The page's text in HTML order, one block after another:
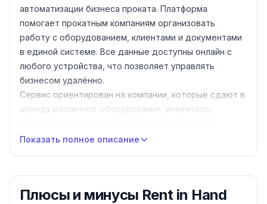
автоматизации бизнеса проката. Платформа
помогает прокатным компаниям организовать
работу с оборудованием, клиентами и документами
в единой системе. Все данные доступны онлайн с
любого устройства, что позволяет управлять
бизнесом удалённо.
Сервис ориентирован на компании, которые сдают в
аренду различное оборудование, инвентарь,
автоматизирует рутинные операции: расчёт
Основные возможности Rent in Hand
Показать полное описание
Плюсы и минусы Rent in Hand